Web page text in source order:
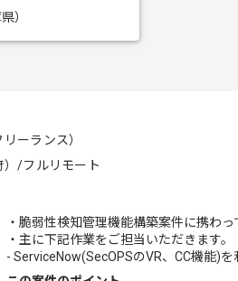
）
ーランス）
）/フルリモート
・脆弱性検知管理機能構築案件に携わ
・主に下記作業をご担当いただきます。
- ServiceNow(SecOPSのVR、CC機能)